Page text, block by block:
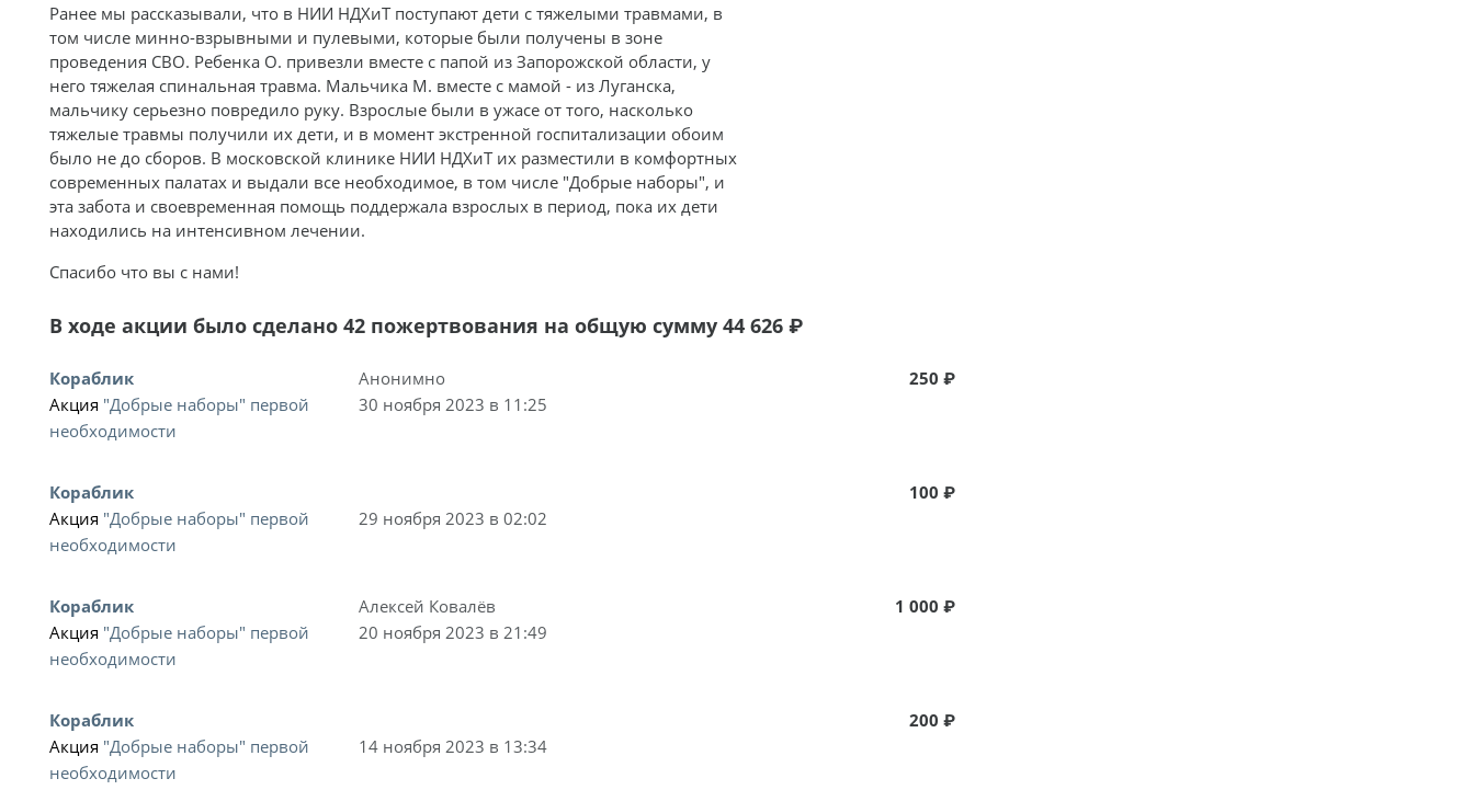
Ранее мы рассказывали, что в НИИ НДХиТ поступают дети с тяжелыми травмами, в
том числе минно-взрывными и пулевыми, которые были получены в зоне
проведения СВО. Ребенка О. привезли вместе с папой из Запорожской области, у
него тяжелая спинальная травма. Мальчика М. вместе с мамой - из Луганска,
мальчику серьезно повредило руку. Взрослые были в ужасе от того, насколько
тяжелые травмы получили их дети, и в момент экстренной госпитализации обоим
было не до сборов. В московской клинике НИИ НДХиТ их разместили в комфортных
современных палатах и выдали все необходимое, в том числе "Добрые наборы", и
эта забота и своевременная помощь поддержала взрослых в период, пока их дети
находились на интенсивном лечении.
Спасибо что вы с нами!
В ходе акции было сделано 42 пожертвования на общую сумму 44 626 ₽
Кораблик
Акция "Добрые наборы" первой
необходимости
Анонимно
30 ноября 2023 в 11:25
250 ₽
Кораблик
Акция "Добрые наборы" первой
необходимости
29 ноября 2023 в 02:02
100 ₽
Кораблик
Акция "Добрые наборы" первой
необходимости
Алексей Ковалёв
20 ноября 2023 в 21:49
1 000 ₽
Кораблик
Акция "Добрые наборы" первой
необходимости
14 ноября 2023 в 13:34
200 ₽